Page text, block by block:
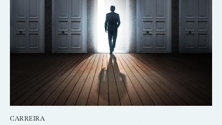
CARREIRA